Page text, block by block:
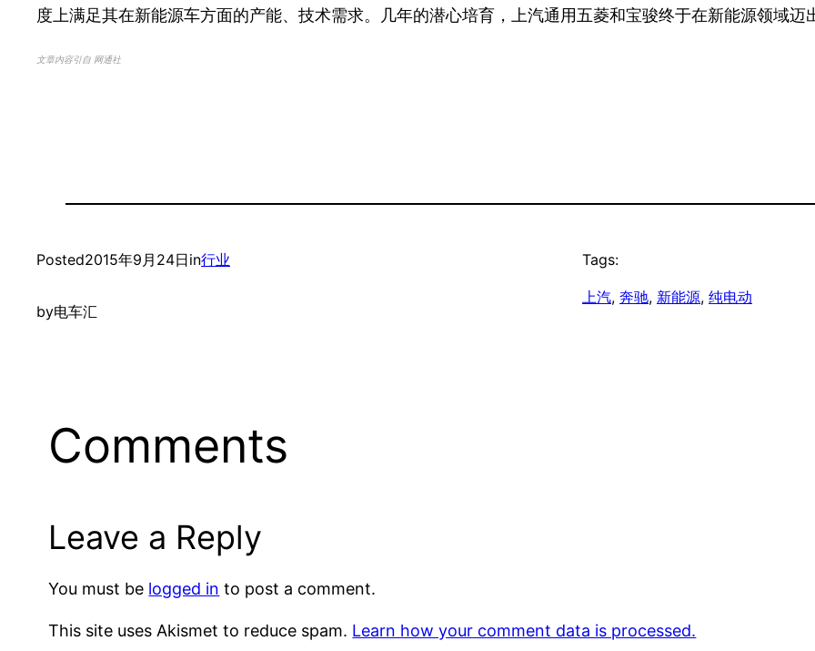
度上满足其在新能源车方面的产能、技术需求。几年的潜心培育，上汽通用五菱和宝骏终于在新能源领域迈
文章内容引自 网通社
Posted2015年9月24日in行业
by电车汇
Tags:
上汽, 奔驰, 新能源, 纯电动
Comments
Leave a Reply
You must be logged in to post a comment.
This site uses Akismet to reduce spam. Learn how your comment data is processed.